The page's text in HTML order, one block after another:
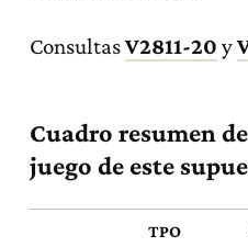
ConsultasV2811-20 y
Cuadro resumen
juego de este
TPO